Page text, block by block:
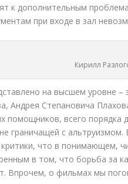
к дополнительным
при входе в зал
Кирилл
на высшем уровне
Андрея Степановича
помощников, всего порядка
граничащей с
что в понимающем,
в том, что борьба за
Впрочем, о фильмах мы